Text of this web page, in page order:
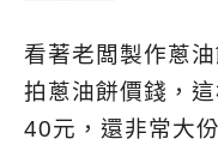
看著老闆製作蔥
拍蔥油餅價錢，
40元，還非常大